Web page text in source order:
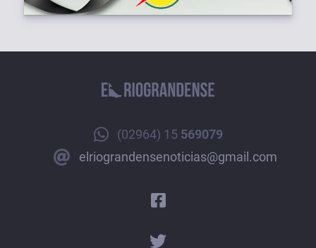
(02964) 15 569079
elriograndensenoticias@gmail.com